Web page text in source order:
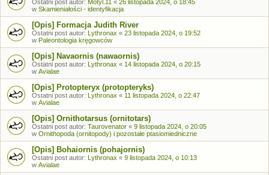
Ostatni post autor: Motyl.11 « 26 listopada 2024, o 18:45
w Skamieniałości - identyfikacja
[Opis] Formacja Judith River
Ostatni post autor: Lythronax « 23 listopada 2024, o 19:52
w Paleontologia kręgowców
[Opis] Navaornis (nawaornis)
Ostatni post autor: Lythronax « 14 listopada 2024, o 20:15
w Avialae
[Opis] Protopteryx (protopteryks)
Ostatni post autor: Lythronax « 11 listopada 2024, o 22:47
w Avialae
[Opis] Ornithotarsus (ornitotars)
Ostatni post autor: Taurovenator « 9 listopada 2024, o 20:05
w Ornithopoda (ornitopody) i pozostałe ptasiomiedniczne
[Opis] Bohaiornis (pohajornis)
Ostatni post autor: Lythronax « 9 listopada 2024, o 10:13
w Avialae